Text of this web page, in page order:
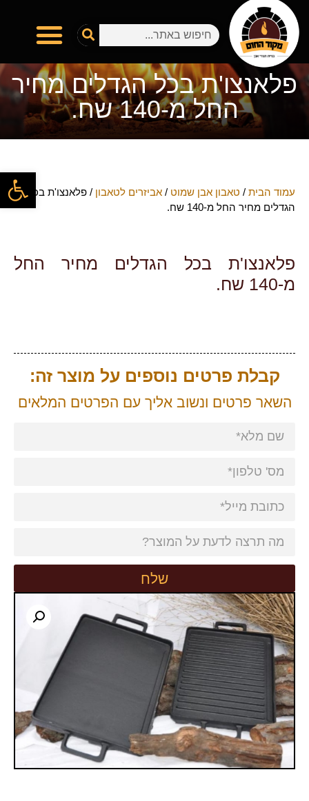
פלאנצו'ת בכל הגדלים מחיר
החל מ-140 שח.
עמוד הבית / טאבון אבן שמוט / אביזרים לטאבון / פלאנצו'ת בכל
הגדלים מחיר החל מ-140 שח.
פלאנצו'ת בכל הגדלים מחיר החל
מ-140 שח.
קבלת פרטים נוספים על מוצר זה:
השאר פרטים ונשוב אליך עם הפרטים המלאים
שלח